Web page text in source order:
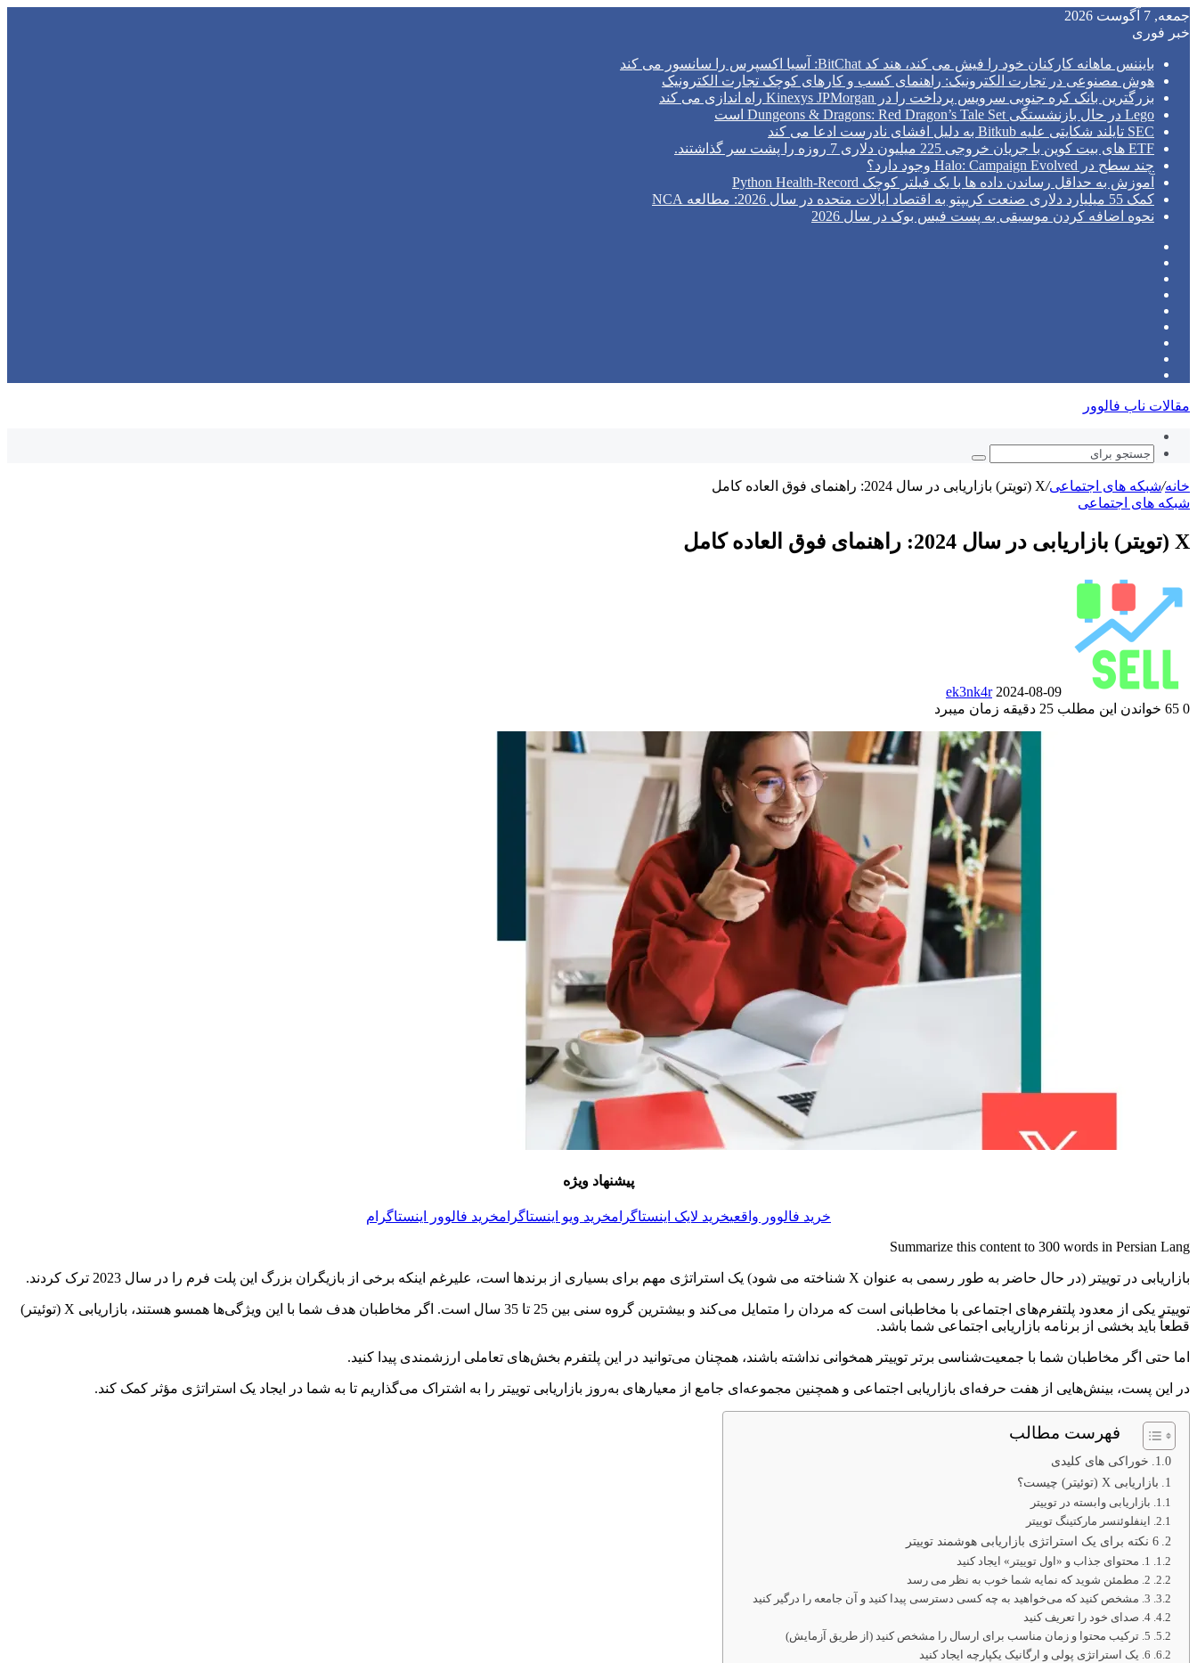
جمعه, 7 آگوست 2026
خبر فوری
بایننس ماهانه کارکنان خود را فیش می کند، هند کد BitChat: آسیا اکسپرس را سانسور می کند
هوش مصنوعی در تجارت الکترونیک: راهنمای کسب و کارهای کوچک تجارت الکترونیک
بزرگترین بانک کره جنوبی سرویس پرداخت را در Kinexys JPMorgan راه اندازی می کند
Lego در حال بازنشستگی Dungeons & Dragons: Red Dragon’s Tale Set است
SEC تایلند شکایتی علیه Bitkub به دلیل افشای نادرست ادعا می کند
ETF های بیت کوین با جریان خروجی 225 میلیون دلاری 7 روزه را پشت سر گذاشتند.
چند سطح در Halo: Campaign Evolved وجود دارد؟
آموزش به حداقل رساندن داده ها با یک فیلتر کوچک Python Health-Record
کمک 55 میلیارد دلاری صنعت کریپتو به اقتصاد ایالات متحده در سال 2026: مطالعه NCA
نحوه اضافه کردن موسیقی به پست فیس بوک در سال 2026
مقالات ناب فالوور
تصادفی
جستجو
برای
خانه/شبکه های اجتماعی/X (تویتر) بازاریابی در سال 2024: راهنمای فوق العاده کامل
شبکه های اجتماعی
X (تویتر) بازاریابی در سال 2024: راهنمای فوق العاده کامل
ek3nk4r 2024-08-09
0
خواندن این مطلب 25 دقیقه زمان میبرد
پیشنهاد ویژه
خرید فالوور واقعیخرید لایک اینستاگرامخرید ویو اینستاگرامخرید فالوور اینستاگرام
Summarize this content to 300 words in Persian Lang
بازاریابی در توییتر (در حال حاضر به طور رسمی به عنوان X شناخته می شود) یک استراتژی مهم برای بسیاری از برندها است، علیرغم اینکه برخی از بازیگران بزرگ این پلت فرم را در سال 2023 ترک کردند.
توییتر یکی از معدود پلتفرم‌های اجتماعی با مخاطبانی است که مردان را متمایل می‌کند و بیشترین گروه سنی بین 25 تا 35 سال است. اگر مخاطبان هدف شما با این ویژگی‌ها همسو هستند، بازاریابی X (توئیتر)
قطعاً باید بخشی از برنامه بازاریابی اجتماعی شما باشد.
اما حتی اگر مخاطبان شما با جمعیت‌شناسی برتر توییتر همخوانی نداشته باشند، همچنان می‌توانید در این پلتفرم بخش‌های تعاملی ارزشمندی پیدا کنید.
در این پست، بینش‌هایی از هفت حرفه‌ای بازاریابی اجتماعی و همچنین مجموعه‌ای جامع از معیارهای به‌روز بازاریابی توییتر را به اشتراک می‌گذاریم تا به شما در ایجاد یک استراتژی مؤثر کمک کند.
فهرست مطالب
خوراکی های کلیدی
بازاریابی X (توئیتر) چیست؟
بازاریابی وابسته در توییتر
اینفلوئنسر مارکتینگ توییتر
6 نکته برای یک استراتژی بازاریابی هوشمند توییتر
1. محتوای جذاب و «اول توییتر» ایجاد کنید
2. مطمئن شوید که نمایه شما خوب به نظر می رسد
3. مشخص کنید که می‌خواهید به چه کسی دسترسی پیدا کنید و آن جامعه را درگیر کنید
4. صدای خود را تعریف کنید
5. ترکیب محتوا و زمان مناسب برای ارسال را مشخص کنید (از طریق آزمایش)
6. یک استراتژی پولی و ارگانیک یکپارچه ایجاد کنید